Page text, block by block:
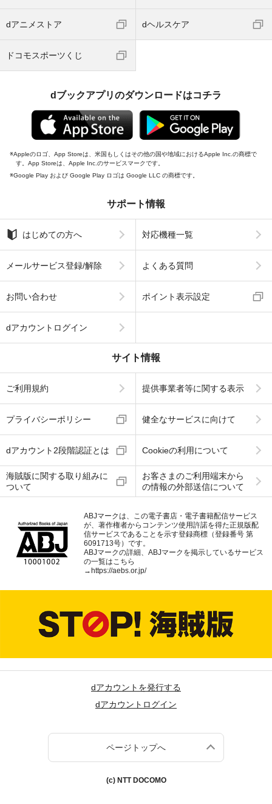
dアニメストア dヘルスケア
ドコモスポーツくじ
dブックアプリのダウンロードはコチラ
Appleのロゴ、App Storeは、米国もしくはその他の国や地域におけるApple Inc.の商標で
す。App Storeは、Apple Inc.のサービスマークです。
Google Play および Google Play ロゴは Google LLC の商標です。
サポート情報
はじめての方へ 対応機種一覧
メールサービス登録/解除 よくある質問
お問い合わせ ポイント表示設定
dアカウントログイン
サイト情報
ご利用規約 提供事業者等に関する表示
プライバシーポリシー 健全なサービスに向けて
dアカウント2段階認証とは Cookieの利用について
海賊版に関する取り組みに
ついて
お客さまのご利用端末から
の情報の外部送信について
ABJマークは、この電子書店・電子書籍配信サービス
が、著作権者からコンテンツ使用許諾を得た正規版配
信サービスであることを示す登録商標（登録番号 第
6091713号）です。
ABJマークの詳細、ABJマークを掲示しているサービス
の一覧はこちら
→https://aebs.or.jp/
dアカウントを発行する
dアカウントログイン
ページトップへ
(c) NTT DOCOMO